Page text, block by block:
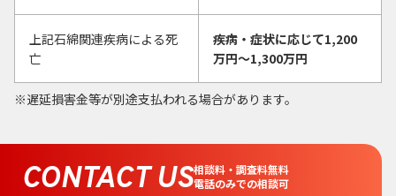
上記石綿関連疾病による死
亡
疾病・症状に応じて1,200
万円〜1,300万円
遅延損害金等が別途支払われる場合があります。
CONTACT US相談料・調査料無料
電話のみでの相談可